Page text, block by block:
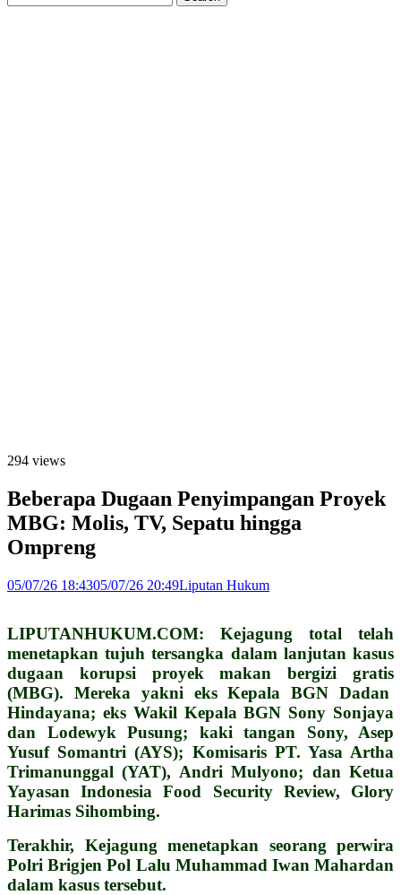
294 views
Beberapa Dugaan Penyimpangan Proyek
MBG: Molis, TV, Sepatu hingga
Ompreng
05/07/26 18:4305/07/26 20:49Liputan Hukum
LIPUTANHUKUM.COM: Kejagung total telah
menetapkan tujuh tersangka dalam lanjutan kasus
dugaan korupsi proyek makan bergizi gratis
(MBG). Mereka yakni eks Kepala BGN Dadan
Hindayana; eks Wakil Kepala BGN Sony Sonjaya
dan Lodewyk Pusung; kaki tangan Sony, Asep
Yusuf Somantri (AYS); Komisaris PT. Yasa Artha
Trimanunggal (YAT), Andri Mulyono; dan Ketua
Yayasan Indonesia Food Security Review, Glory
Harimas Sihombing.
Terakhir, Kejagung menetapkan seorang perwira
Polri Brigjen Pol Lalu Muhammad Iwan Mahardan
dalam kasus tersebut.